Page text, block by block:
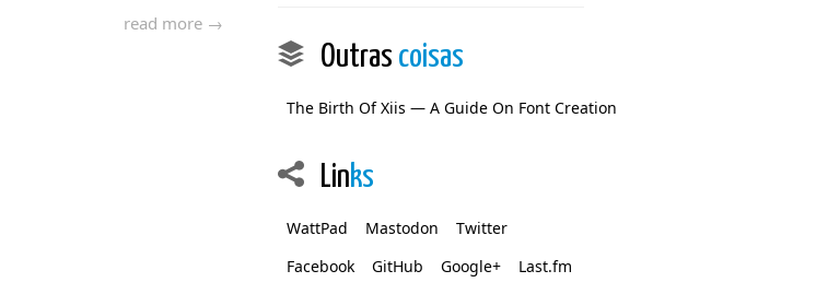
read more →
Outras coisas
The Birth Of Xiis — A Guide On Font Creation
Links
WattPad Mastodon
Twitter
Facebook
GitHub Google+
Last.fm